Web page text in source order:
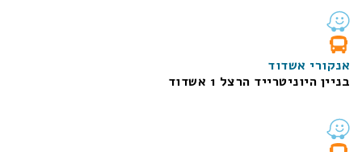
אנקורי אשדוד
בניין היוניטרייד הרצל 1 אשדוד